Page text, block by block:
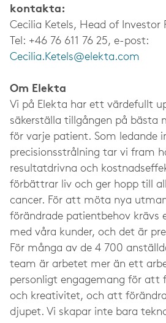
kontakta:
Cecilia Ketels, Head of Investor
Tel: +46 76 611 76 25, e-post:
Cecilia.Ketels@elekta.com
Om Elekta
Vi på Elekta har ett värdefullt
säkerställa tillgången på bästa
för varje patient. Som ledande
precisionsstrålning tar vi fram
resultatdrivna och
förbättrar liv och ger hopp till
cancer. För att möta nya
förändrade patientbehov krävs
med våra kunder, och det är
För många av de 4 700
team är arbetet mer än ett
personligt engagemang för att
och kreativitet, och att
djupet. Vi skapar inte bara